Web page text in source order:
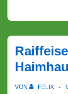
VON FELIX